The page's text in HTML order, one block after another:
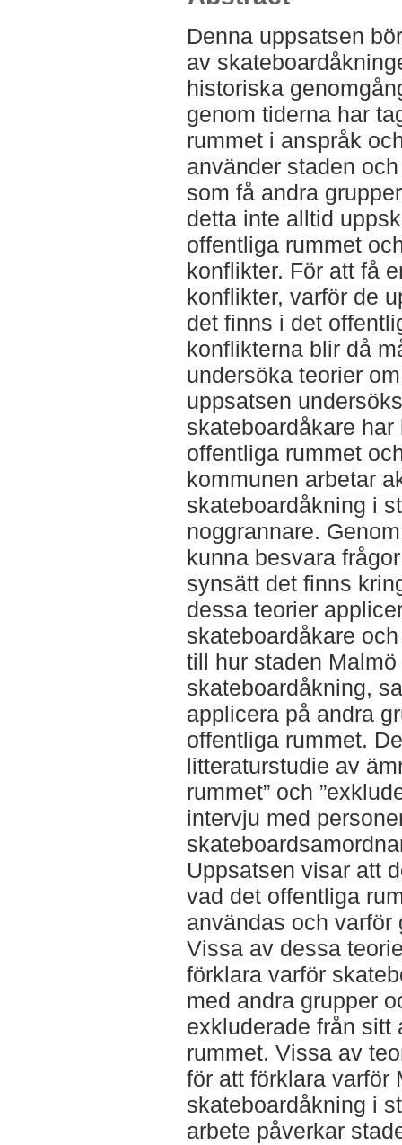
Denna uppsatsen
av
historiska
genom tiderna har
rummet i anspråk
använder staden
som få andra
detta inte alltid
offentliga rummet
konflikter. För att få
konflikter, varför de
det finns i det
konflikterna blir då
undersöka teorier
uppsatsen
skateboardåkare
offentliga rummet
kommunen arbetar
skateboardåkning i
noggrannare.
kunna besvara
synsätt det finns
dessa teorier
skateboardåkare
till hur staden
skateboardåkning,
applicera på andra
offentliga rummet.
litteraturstudie av
rummet” och
intervju med
Uppsatsen visar att
vad det offentliga
användas och varför
Vissa av dessa
förklara varför
med andra grupper
exkluderade från sitt
rummet. Vissa av
för att förklara varför
skateboardåkning i
arbete påverkar